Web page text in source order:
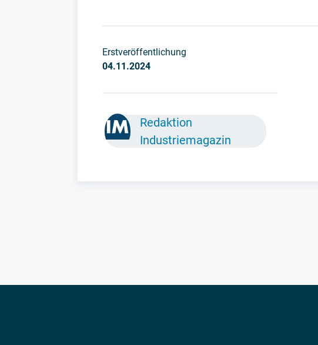
Erstveröffentlichung
04.11.2024
Redaktion
Industriemagazin